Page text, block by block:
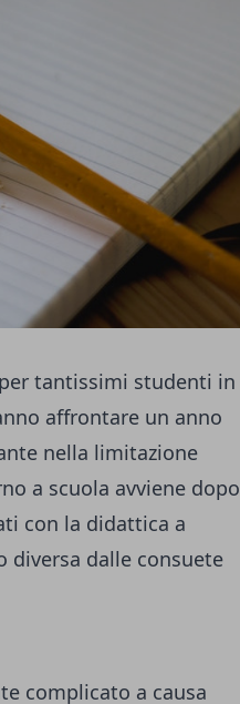
per tantissimi studenti in
affrontare un anno
nella limitazione
a scuola avviene dopo
con la didattica a
diversa dalle consuete
complicato a causa